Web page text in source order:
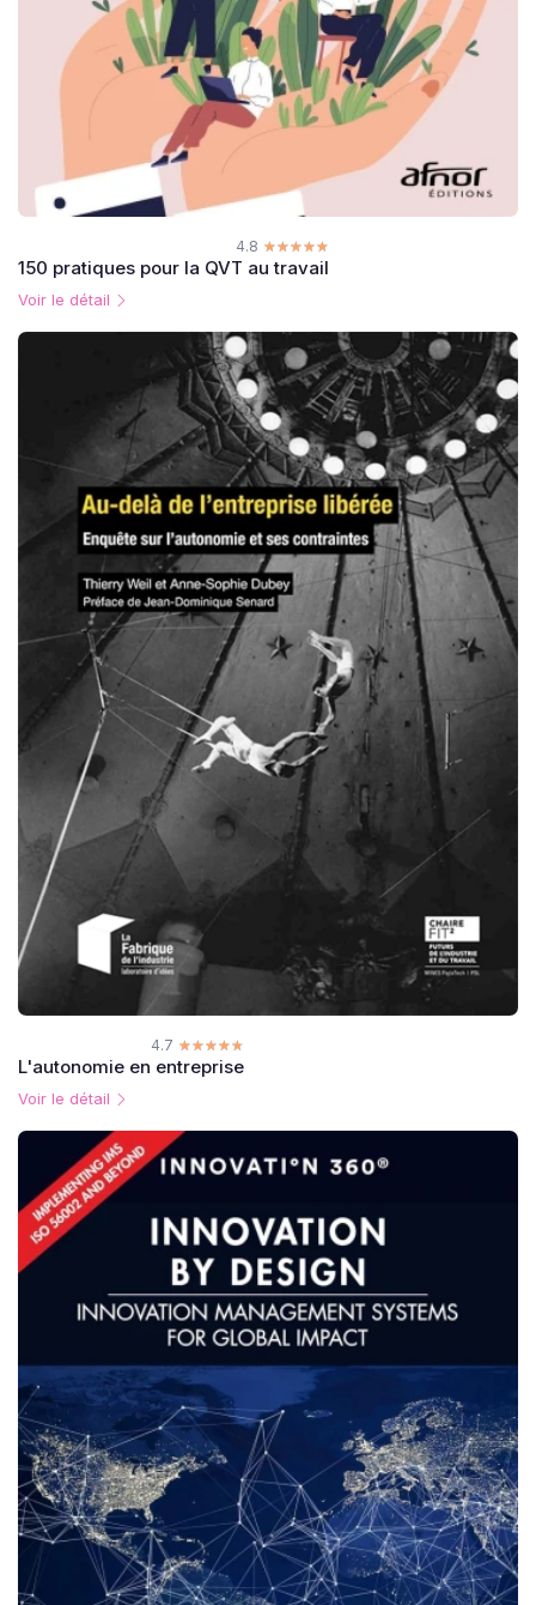
4.8 ☆☆☆☆☆
★★★★★
150 pratiques pour la QVT au travail
Voir le détail
4.7 ☆☆☆☆☆
★★★★★
L'autonomie en entreprise
Voir le détail